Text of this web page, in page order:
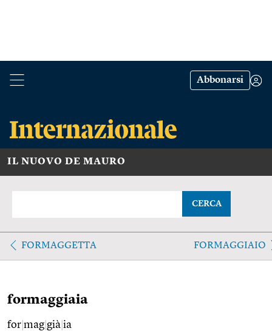
Abbonarsi
IL NUOVO DE MAURO
CERCA
FORMAGGETTA FORMAGGIAIO
formaggiaia
for mag già ia